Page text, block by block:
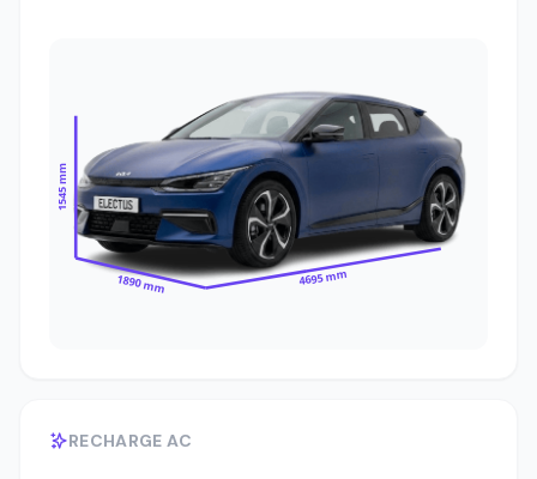
1545 mm
1890 mm 4695 mm
RECHARGE AC